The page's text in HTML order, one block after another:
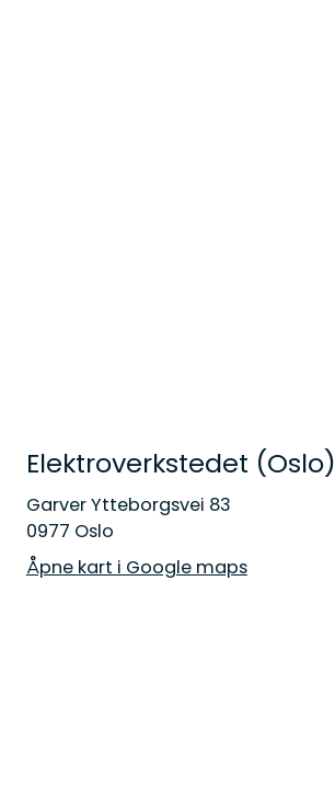
Elektroverkstedet (Oslo)
Garver Ytteborgsvei 83
0977 Oslo
Åpne kart i Google maps